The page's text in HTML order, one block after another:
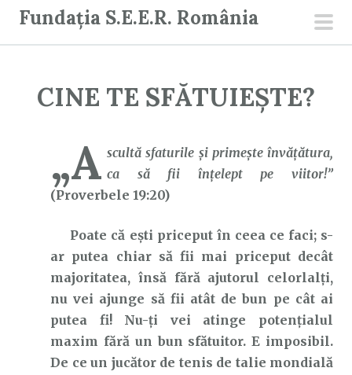
Fundația S.E.E.R. România
CINE TE SFĂTUIEȘTE?
„A scultă sfaturile şi primeşte învăţătura,
ca să fii înţelept pe viitor!”
(Proverbele 19:20)
Poate că ești priceput în ceea ce faci; s-
ar putea chiar să fii mai priceput decât
majoritatea, însă fără ajutorul celorlalți,
nu vei ajunge să fii atât de bun pe cât ai
putea fi! Nu-ți vei atinge potențialul
maxim fără un bun sfătuitor. E imposibil.
De ce un jucător de tenis de talie mondială